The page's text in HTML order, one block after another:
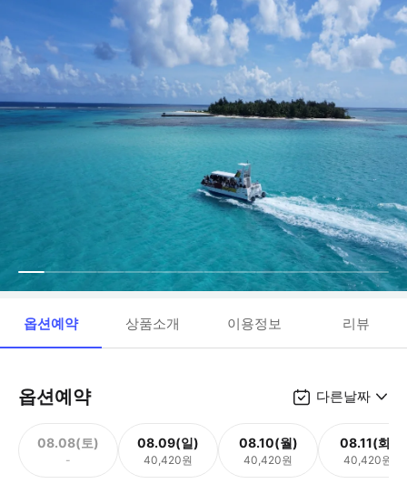
옵션예약 상품소개 이용정보 리뷰
옵션예약 다른날짜
08.08(토)
-
08.09(일)
40,420원
08.10(월)
40,420원
08.11(화)
40,420원